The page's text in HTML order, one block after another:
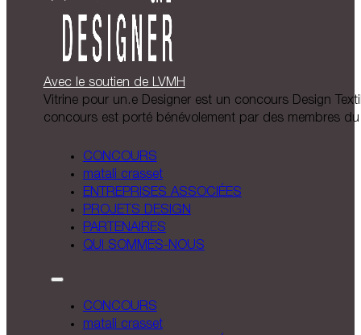
Avec le soutien de LVMH
Vitrine pour un.e Designer est un concours Design
concours est porté bénévolement par des membres
CONCOURS
matali crasset
ENTREPRISES ASSOCIÉES
PROJETS DESIGN
PARTENAIRES
QUI SOMMES-NOUS
CONCOURS
matali crasset